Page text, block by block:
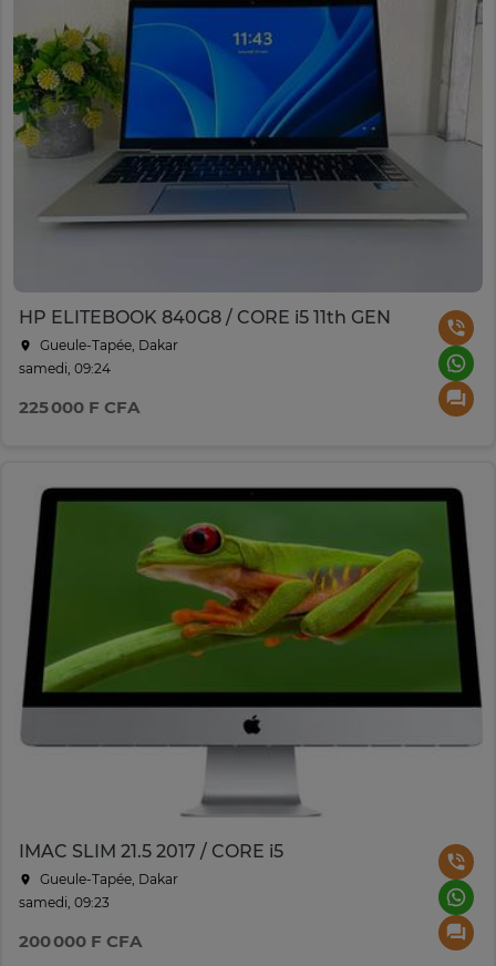
HP ELITEBOOK 840G8 / CORE i5 11th GEN
Gueule-Tapée, Dakar
samedi, 09:24
225 000 F CFA
IMAC SLIM 21.5 2017 / CORE i5
Gueule-Tapée, Dakar
samedi, 09:23
200 000 F CFA